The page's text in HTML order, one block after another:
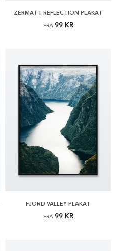
ZERMATT REFLECTION PLAKAT
FRA 99 KR
FJORD VALLEY PLAKAT
FRA 99 KR